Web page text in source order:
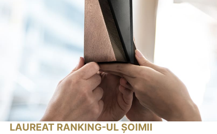
LAUREAT RANKING-UL ȘOIMII